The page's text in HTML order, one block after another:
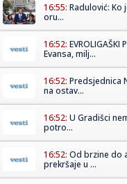
16:55: Radulović:
oru...
16:52:
Evansa, milj...
16:52: Predsjednica
na ostav...
16:52: U Gradišci
potro...
16:52: Od brzine do
prekršaje u ...